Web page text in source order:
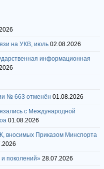
на УКВ, июль 02.08.2026
информационная
№ 663 отменён 01.08.2026
с Международной
01.08.2026
вносимых Приказом Минспорта
поколений» 28.07.2026